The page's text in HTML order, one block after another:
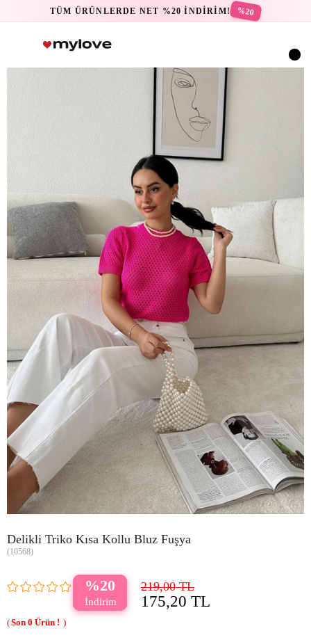
TÜM ÜRÜNLERDE NET %20 İNDİRİM! %20
Delikli Triko Kısa Kollu Bluz Fuşya
(10568)
20 219,00 TL
175,20 TL
0